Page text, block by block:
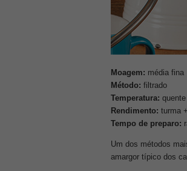
Moagem: média fina
Método: filtrado
Temperatura: quente
Rendimento: turma
Tempo de preparo:
Um dos métodos
amargor típico dos